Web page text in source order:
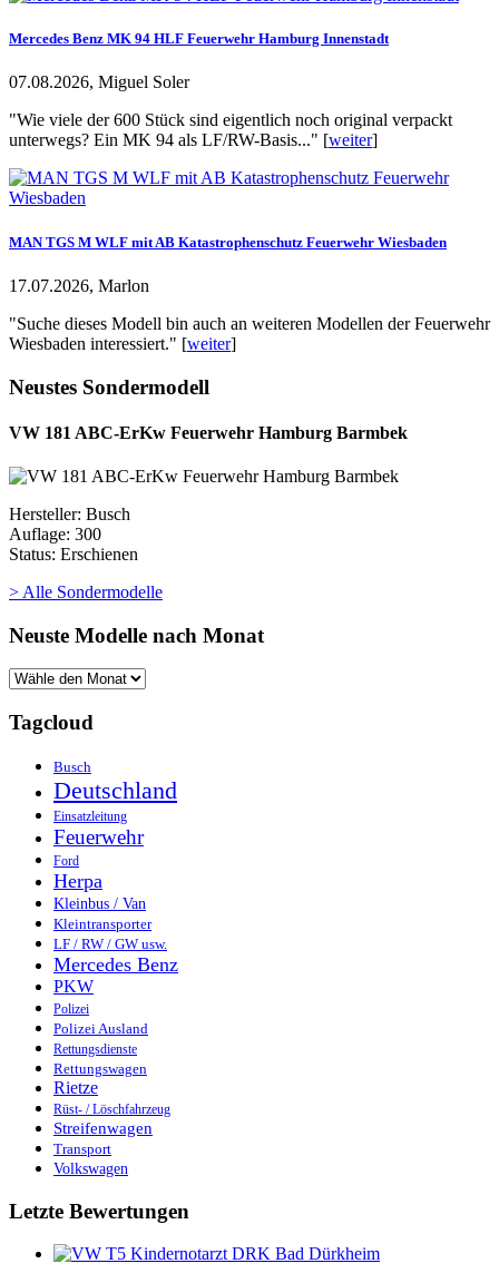
Mercedes Benz MK 94 HLF Feuerwehr Hamburg Innenstadt
07.08.2026, Miguel Soler
"Wie viele der 600 Stück sind eigentlich noch original verpackt
unterwegs? Ein MK 94 als LF/RW-Basis..." [weiter]
MAN TGS M WLF mit AB Katastrophenschutz Feuerwehr Wiesbaden
17.07.2026, Marlon
"Suche dieses Modell bin auch an weiteren Modellen der Feuerwehr
Wiesbaden interessiert." [weiter]
Neustes Sondermodell
VW 181 ABC-ErKw Feuerwehr Hamburg Barmbek
Hersteller: Busch
Auflage: 300
Status: Erschienen
> Alle Sondermodelle
Neuste Modelle nach Monat
Tagcloud
Busch
Deutschland
Einsatzleitung
Feuerwehr
Ford
Herpa
Kleinbus / Van
Kleintransporter
LF / RW / GW usw.
Mercedes Benz
PKW
Polizei
Polizei Ausland
Rettungsdienste
Rettungswagen
Rietze
Rüst- / Löschfahrzeug
Streifenwagen
Transport
Volkswagen
Letzte Bewertungen